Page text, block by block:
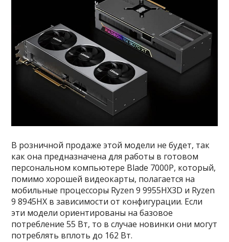
В розничной продаже этой модели не будет, так
как она предназначена для работы в готовом
персональном компьютере Blade 7000P, который,
помимо хорошей видеокарты, полагается на
мобильные процессоры Ryzen 9 9955HX3D и Ryzen
9 8945HX в зависимости от конфигурации. Если
эти модели ориентированы на базовое
потребление 55 Вт, то в случае новинки они могут
потреблять вплоть до 162 Вт.